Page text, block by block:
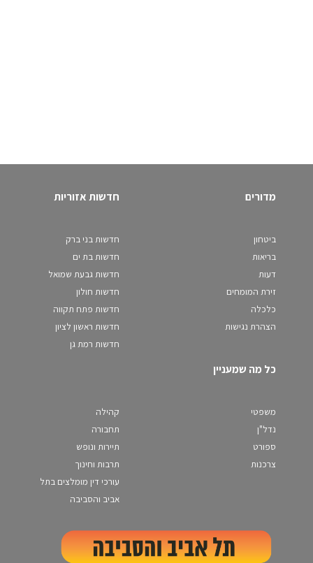
מדורים
ביטחון
בריאות
דעות
זירת המומחים
כלכלה
הצהרת נגישות
חדשות אזוריות
חדשות בני ברק
חדשות בת ים
חדשות גבעת שמואל
חדשות חולון
חדשות פתח תקווה
חדשות ראשון לציון
חדשות רמת גן
כל מה שמעניין
משפטי
נדל"ן
ספורט
צרכנות
קהילה
תחבורה
תיירות ונופש
תרבות וחינוך
עורכי דין מומלצים בתל
אביב והסביבה